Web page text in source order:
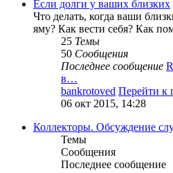
Если долги у ваших близких
Что делать, когда ваши
яму? Как вести себя? Как
25 Темы
50 Сообщения
Последнее сообщение
в…
bankrotoved Перейти к
06 окт 2015, 14:28
Коллекторы. Обсуждение
Темы
Сообщения
Последнее сообщение